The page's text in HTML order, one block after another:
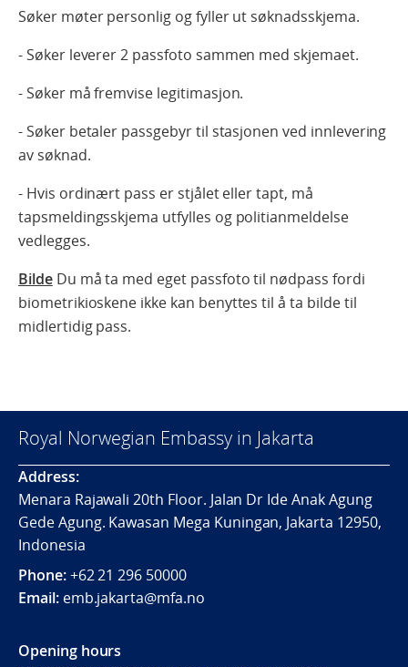
Søker møter personlig og fyller ut søknadsskjema.
- Søker leverer 2 passfoto sammen med skjemaet.
- Søker må fremvise legitimasjon.
- Søker betaler passgebyr til stasjonen ved innlevering
av søknad.
- Hvis ordinært pass er stjålet eller tapt, må
tapsmeldingsskjema utfylles og politianmeldelse
vedlegges.
Bilde Du må ta med eget passfoto til nødpass fordi
biometrikioskene ikke kan benyttes til å ta bilde til
midlertidig pass.
Royal Norwegian Embassy in Jakarta
Address:
Menara Rajawali 20th Floor. Jalan Dr Ide Anak Agung
Gede Agung. Kawasan Mega Kuningan, Jakarta 12950,
Indonesia
Phone:+62 21 296 50000
Email: emb.jakarta@mfa.no
Opening hours